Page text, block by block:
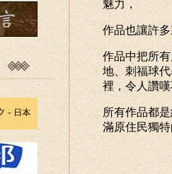
魅力，
作品也讓許
作品中把所
地、刺福球
裡，令人讚
所有作品都
滿原住民獨